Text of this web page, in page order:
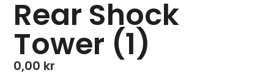
Rear Shock
Tower (1)
0,00 kr